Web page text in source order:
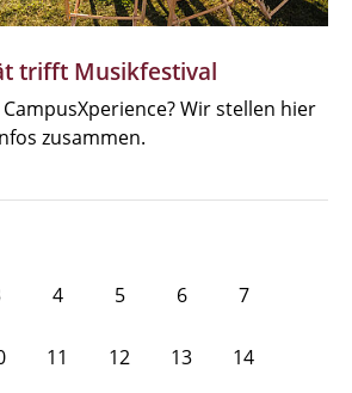
trifft Musikfestival
Wir stellen hier
zusammen.
4 5 6 7
11 12 13 14